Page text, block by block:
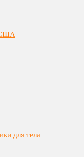
США
для тела